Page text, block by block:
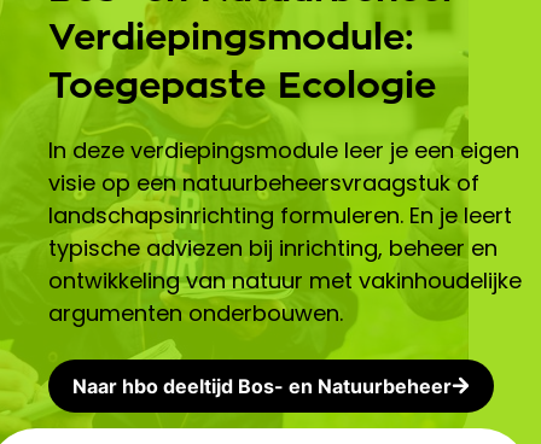
Verdiepingsmodule:
Toegepaste Ecologie
In deze verdiepingsmodule leer je een eigen
visie op een natuurbeheersvraagstuk of
landschapsinrichting formuleren. En je leert
typische adviezen bij inrichting, beheer en
ontwikkeling van natuur met vakinhoudelijke
argumenten onderbouwen.
Naar hbo deeltijd Bos- en Natuurbeheer